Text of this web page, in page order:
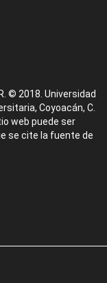
© 2018. Universidad
Coyoacán, C.
web puede ser
se cite la fuente de